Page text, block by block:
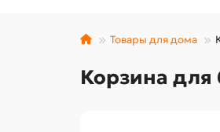
Товары для дома
Корзина для